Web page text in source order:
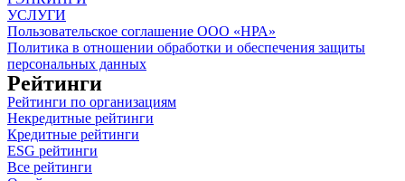
УСЛУГИ
Пользовательское соглашение ООО «НРА»
Политика в отношении обработки и обеспечения защиты
персональных данных
Рейтинги
Рейтинги по организациям
Некредитные рейтинги
Кредитные рейтинги
ESG рейтинги
Все рейтинги